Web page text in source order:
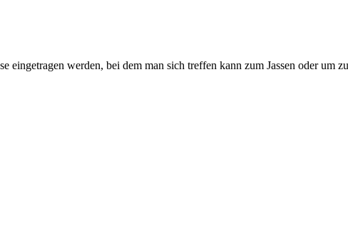
werden, bei dem man sich treffen kann zum Jassen oder um